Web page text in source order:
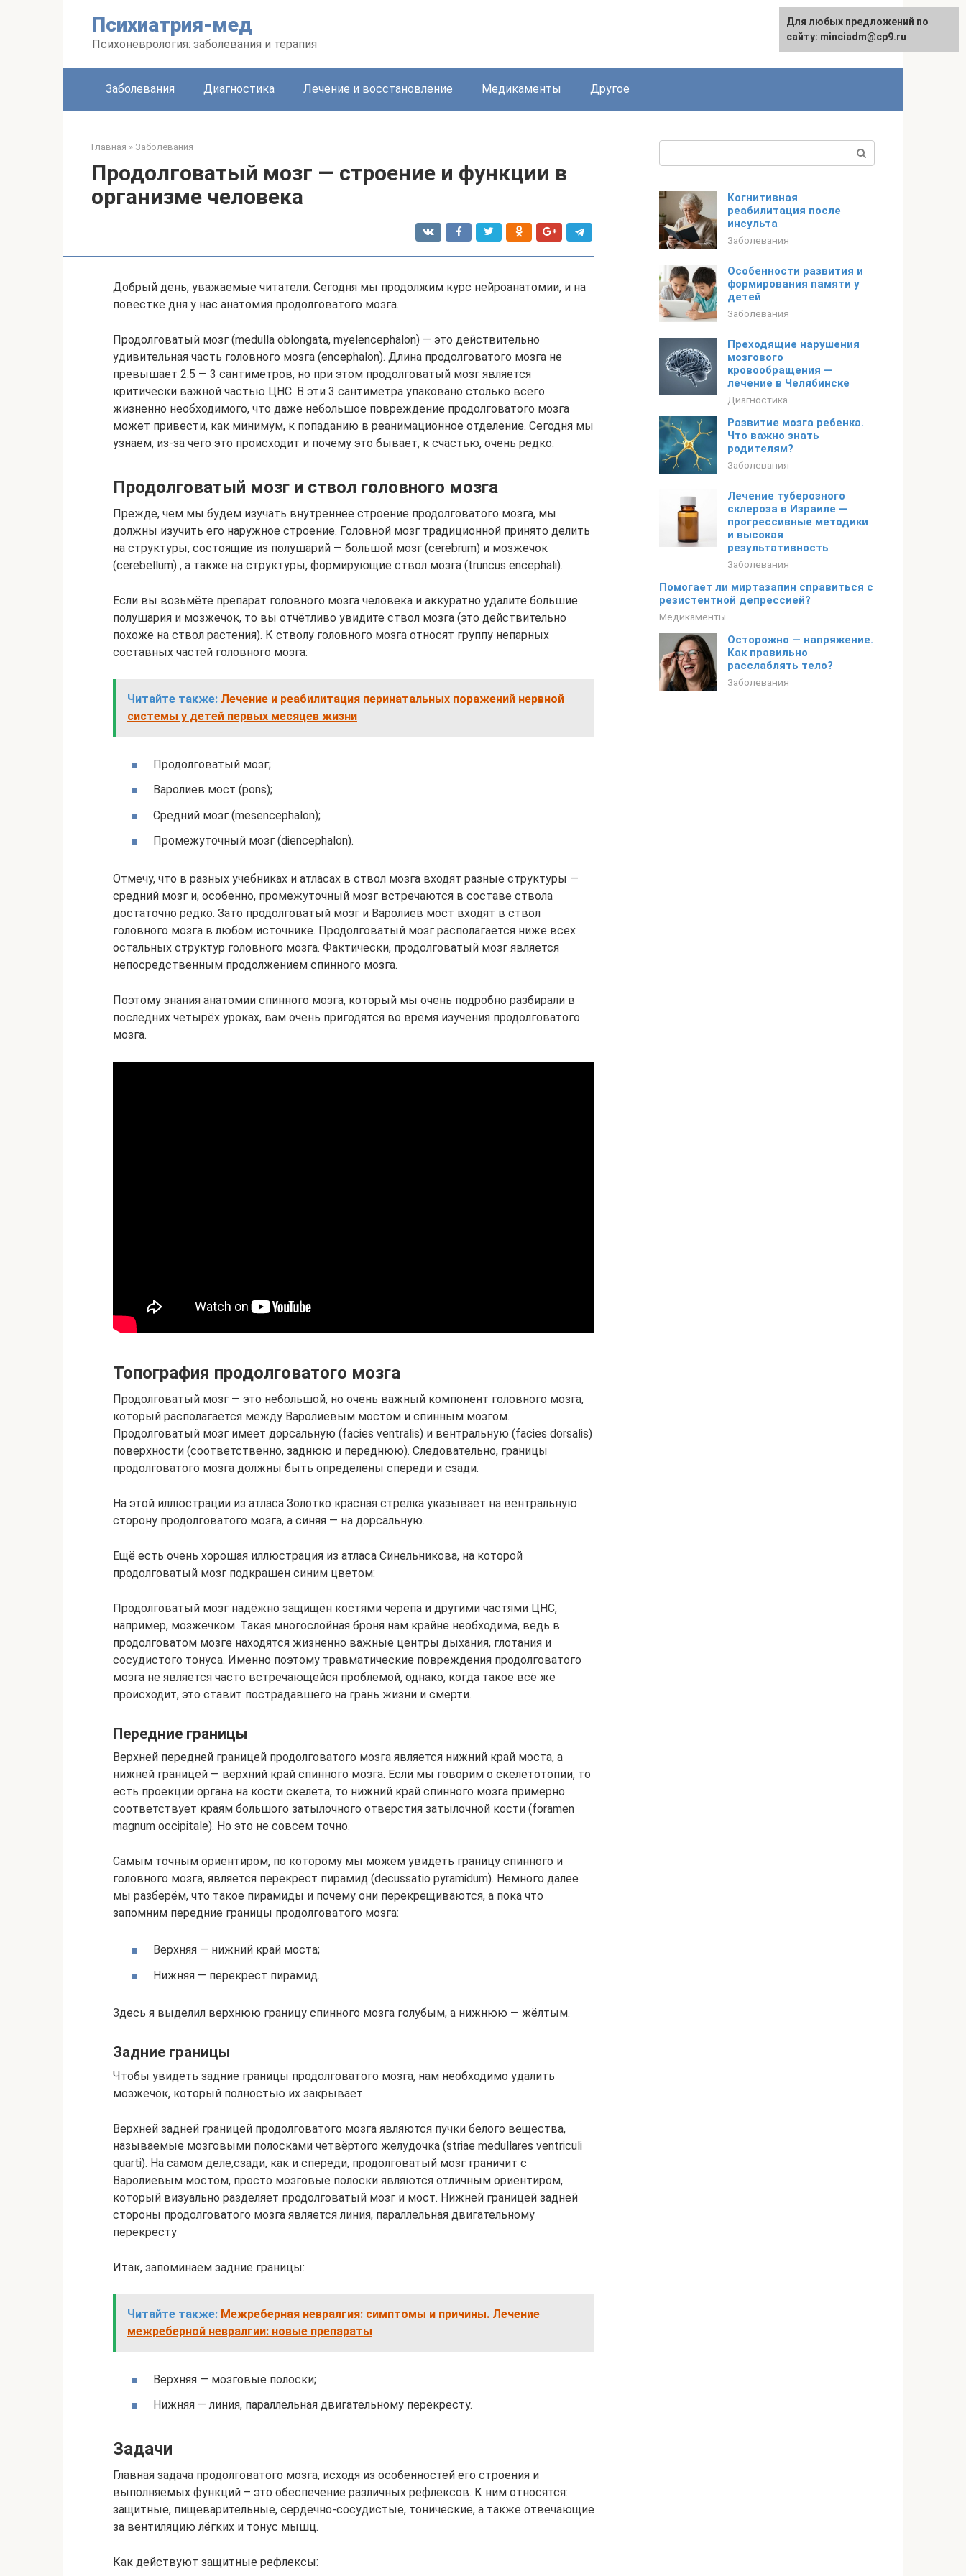
Психиатрия-мед
Психоневрология: заболевания и терапия
Заболевания Диагностика Лечение и восстановление Медикаменты Другое
Главная » Заболевания
Продолговатый мозг — строение и функции в
организме человека
Добрый день, уважаемые читатели. Сегодня мы продолжим курс нейроанатомии, и на
повестке дня у нас анатомия продолговатого мозга.
Продолговатый мозг (medulla oblongata, myelencephalon) — это действительно
удивительная часть головного мозга (encephalon). Длина продолговатого мозга не
превышает 2.5 — 3 сантиметров, но при этом продолговатый мозг является
критически важной частью ЦНС. В эти 3 сантиметра упаковано столько всего
жизненно необходимого, что даже небольшое повреждение продолговатого мозга
может привести, как минимум, к попаданию в реанимационное отделение. Сегодня мы
узнаем, из-за чего это происходит и почему это бывает, к счастью, очень редко.
Продолговатый мозг и ствол головного мозга
Прежде, чем мы будем изучать внутреннее строение продолговатого мозга, мы
должны изучить его наружное строение. Головной мозг традиционной принято делить
на структуры, состоящие из полушарий — большой мозг (cerebrum) и мозжечок
(cerebellum) , а также на структуры, формирующие ствол мозга (truncus encephali).
Если вы возьмёте препарат головного мозга человека и аккуратно удалите большие
полушария и мозжечок, то вы отчётливо увидите ствол мозга (это действительно
похоже на ствол растения). К стволу головного мозга относят группу непарных
составных частей головного мозга:
Читайте также: Лечение и реабилитация перинатальных поражений нервной
системы у детей первых месяцев жизни
Продолговатый мозг;
Варолиев мост (pons);
Средний мозг (mesencephalon);
Промежуточный мозг (diencephalon).
Отмечу, что в разных учебниках и атласах в ствол мозга входят разные структуры —
средний мозг и, особенно, промежуточный мозг встречаются в составе ствола
достаточно редко. Зато продолговатый мозг и Варолиев мост входят в ствол
головного мозга в любом источнике. Продолговатый мозг располагается ниже всех
остальных структур головного мозга. Фактически, продолговатый мозг является
непосредственным продолжением спинного мозга.
Поэтому знания анатомии спинного мозга, который мы очень подробно разбирали в
последних четырёх уроках, вам очень пригодятся во время изучения продолговатого
мозга.
Топография продолговатого мозга
Продолговатый мозг — это небольшой, но очень важный компонент головного мозга,
который располагается между Варолиевым мостом и спинным мозгом.
Продолговатый мозг имеет дорсальную (facies ventralis) и вентральную (facies dorsalis)
поверхности (соответственно, заднюю и переднюю). Cледовательно, границы
продолговатого мозга должны быть определены спереди и сзади.
На этой иллюстрации из атласа Золотко красная стрелка указывает на вентральную
сторону продолговатого мозга, а синяя — на дорсальную.
Ещё есть очень хорошая иллюстрация из атласа Синельникова, на которой
продолговатый мозг подкрашен синим цветом:
Продолговатый мозг надёжно защищён костями черепа и другими частями ЦНС,
например, мозжечком. Такая многослойная броня нам крайне необходима, ведь в
продолговатом мозге находятся жизненно важные центры дыхания, глотания и
сосудистого тонуса. Именно поэтому травматические повреждения продолговатого
мозга не является часто встречающейся проблемой, однако, когда такое всё же
происходит, это ставит пострадавшего на грань жизни и смерти.
Передние границы
Верхней передней границей продолговатого мозга является нижний край моста, а
нижней границей — верхний край спинного мозга. Если мы говорим о скелетотопии, то
есть проекции органа на кости скелета, то нижний край спинного мозга примерно
соответствует краям большого затылочного отверстия затылочной кости (foramen
magnum occipitale). Но это не совсем точно.
Самым точным ориентиром, по которому мы можем увидеть границу спинного и
головного мозга, является перекрест пирамид (decussatio pyramidum). Немного далее
мы разберём, что такое пирамиды и почему они перекрещиваются, а пока что
запомним передние границы продолговатого мозга:
Верхняя — нижний край моста;
Нижняя — перекрест пирамид.
Здесь я выделил верхнюю границу спинного мозга голубым, а нижнюю — жёлтым.
Задние границы
Чтобы увидеть задние границы продолговатого мозга, нам необходимо удалить
мозжечок, который полностью их закрывает.
Верхней задней границей продолговатого мозга являются пучки белого вещества,
называемые мозговыми полосками четвёртого желудочка (striae medullares ventriculi
quarti). На самом деле,сзади, как и спереди, продолговатый мозг граничит с
Варолиевым мостом, просто мозговые полоски являются отличным ориентиром,
который визуально разделяет продолговатый мозг и мост. Нижней границей задней
стороны продолговатого мозга является линия, параллельная двигательному
перекресту
Итак, запоминаем задние границы:
Читайте также: Межреберная невралгия: симптомы и причины. Лечение
межреберной невралгии: новые препараты
Верхняя — мозговые полоски;
Нижняя — линия, параллельная двигательному перекресту.
Задачи
Главная задача продолговатого мозга, исходя из особенностей его строения и
выполняемых функций – это обеспечение различных рефлексов. К ним относятся:
защитные, пищеварительные, сердечно-сосудистые, тонические, а также отвечающие
за вентиляцию лёгких и тонус мышц.
Как действуют защитные рефлексы:
Когнитивная
реабилитация после
инсульта
Заболевания
Особенности развития и
формирования памяти у
детей
Заболевания
Преходящие нарушения
мозгового
кровообращения —
лечение в Челябинске
Диагностика
Развитие мозга ребенка.
Что важно знать
родителям?
Заболевания
Лечение туберозного
склероза в Израиле —
прогрессивные методики
и высокая
результативность
Заболевания
Помогает ли миртазапин справиться с
резистентной депрессией?
Медикаменты
Осторожно — напряжение.
Как правильно
расслаблять тело?
Заболевания
Для любых предложений по
сайту: minciadm@cp9.ru